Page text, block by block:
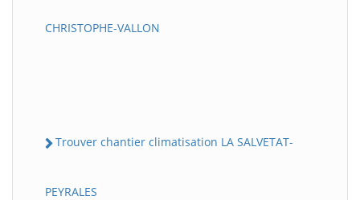
CHRISTOPHE-VALLON
Trouver chantier climatisation LA SALVETAT-
PEYRALES